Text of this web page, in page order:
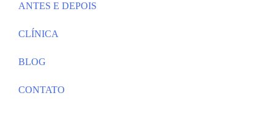
ANTES E DEPOIS
CLÍNICA
BLOG
CONTATO